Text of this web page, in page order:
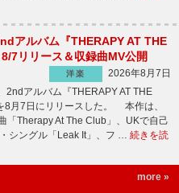
アルバム『THERAPY AT THE
7リリース＆収録曲MV公開
洋楽
2026年8月7日
2ndアルバム『THERAPY AT THE
8月7日にリリースした。 本作は、
「Therapy At The Club」、UKで自己
シングル「Leak It」、フ … 続きを読
more »